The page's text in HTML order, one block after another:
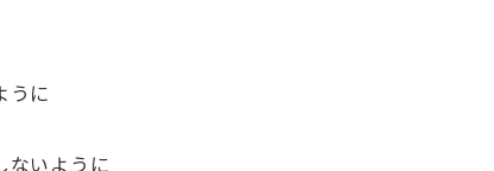
うに
ないように